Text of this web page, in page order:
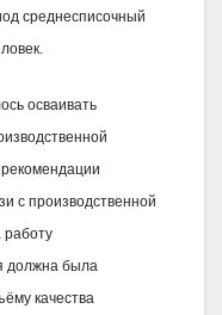
среднесписочный
осваивать
с производственной
работу
должна была
качества